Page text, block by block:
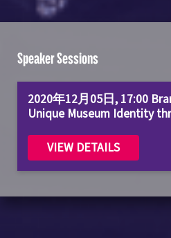
Speaker Sessions
2020年12月05日, 17:00
Unique Museum Identity
VIEW DETAILS